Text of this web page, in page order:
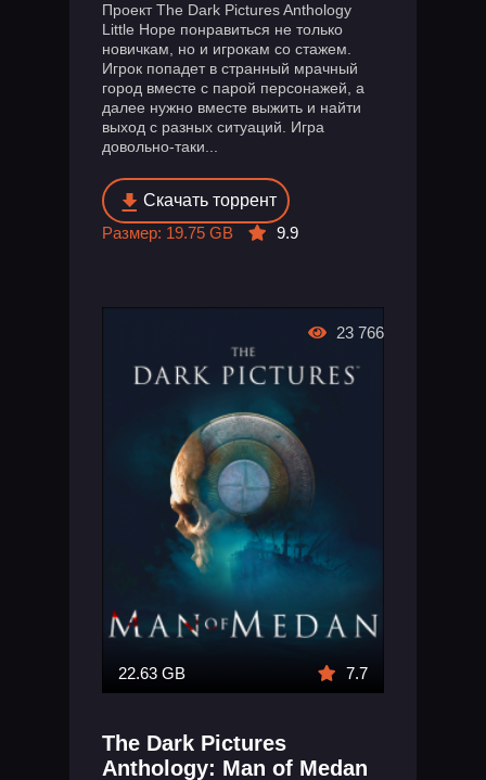
Проект The Dark Pictures Anthology
Little Hope понравиться не только
новичкам, но и игрокам со стажем.
Игрок попадет в странный мрачный
город вместе с парой персонажей, а
далее нужно вместе выжить и найти
выход с разных ситуаций. Игра
довольно-таки...
Скачать торрент
Размер: 19.75 GB
9.9
22.63 GB 7.7
The Dark Pictures
Anthology: Man of Medan
23 766